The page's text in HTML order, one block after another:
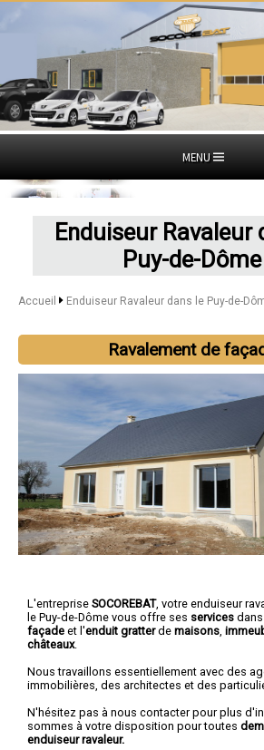
MENU
Enduiseur Ravaleur
Puy-de-Dôme
Accueil Enduiseur Ravaleur dans le Puy-de-
Ravalement de
L'entreprise SOCOREBAT, votre enduiseur
le Puy-de-Dôme vous offre ses services
façade et l'enduit gratterde maisons
châteaux.
Nous travaillons essentiellement avec des
immobilières, des architectes et des
N'hésitez pas à nous contacter pour plus
sommes à votre disposition pour toutes
enduiseur ravaleur.